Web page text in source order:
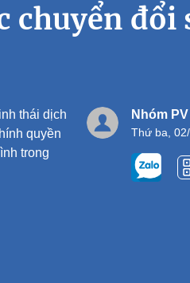
chuyển đổi
thái dịch
quyền
trong
Nhóm PV
Thứ ba,